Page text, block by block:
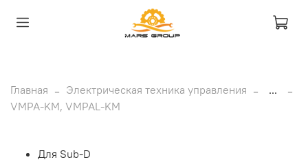
Главная Электрическая техника управления
...
VMPA-KM, VMPAL-KM
Для Sub-D